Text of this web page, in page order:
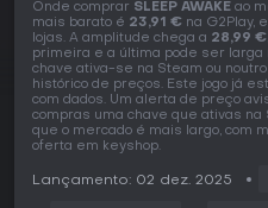
Onde comprar SLEEP AWAKE ao
mais barato é 23,91 € na G2Play,
lojas. A amplitude chega a 28,99 €
primeira e a última pode ser larga
chave ativa-se na Steam ou
histórico de preços. Este jogo já
com dados. Um alerta de preço
compras uma chave que ativas na
que o mercado é mais largo, com
oferta em keyshop.
Lançamento: 02 dez. 2025